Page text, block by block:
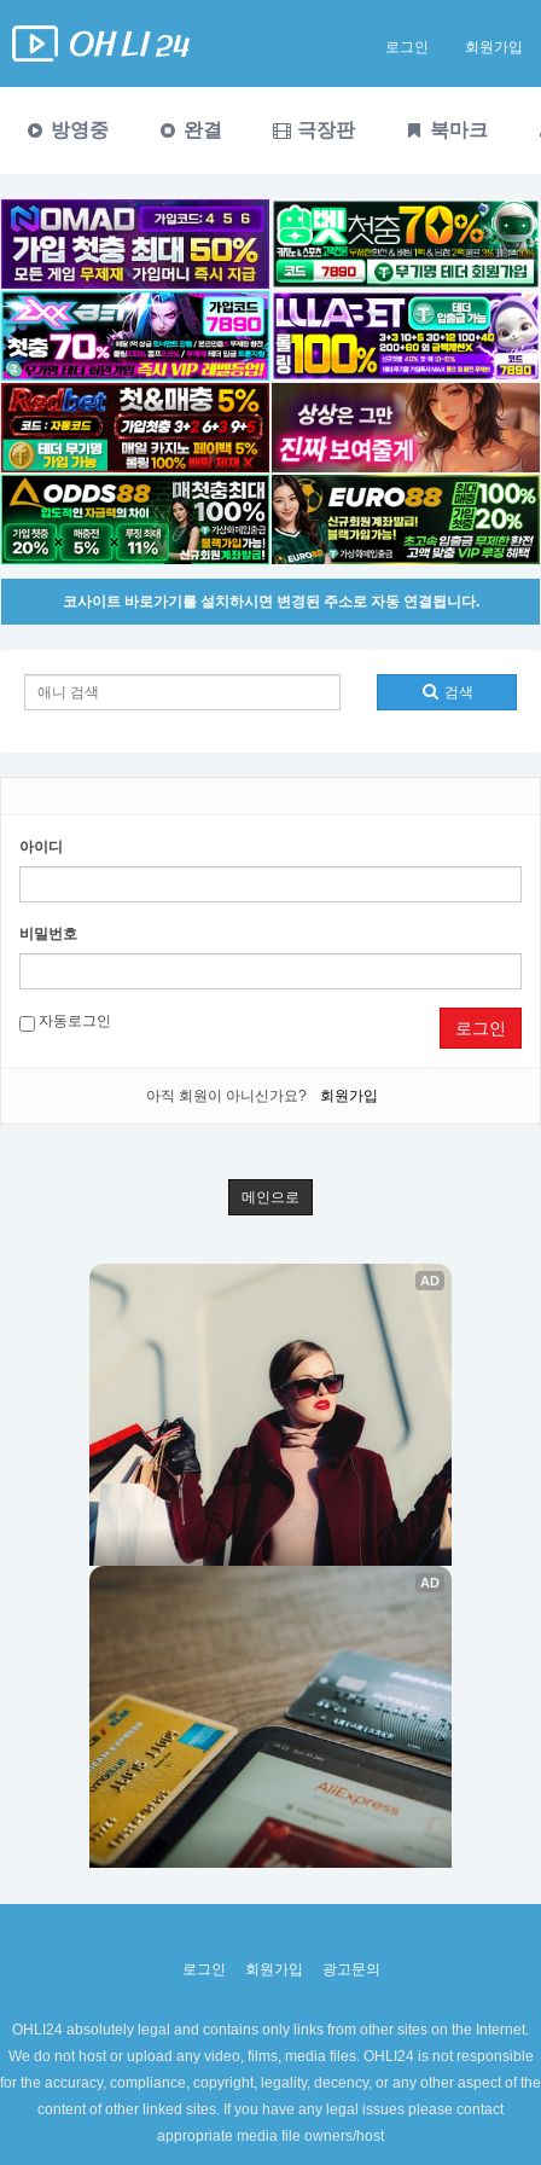
로그인 회원가입
방영중 완결 극장판 북마크
코사이트 바로가기를 설치하시면 변경된 주소로 자동 연결됩니다.
검색
아이디
비밀번호
자동로그인 로그인
아직 회원이 아니신가요? 회원가입
메인으로
로그인 회원가입 광고문의
OHLI24 absolutely legal and contains only links from other sites on the Internet.
We do not host or upload any video, films, media files. OHLI24 is not responsible
for the accuracy, compliance, copyright, legality, decency, or any other aspect of the
content of other linked sites. If you have any legal issues please contact
appropriate media file owners/host